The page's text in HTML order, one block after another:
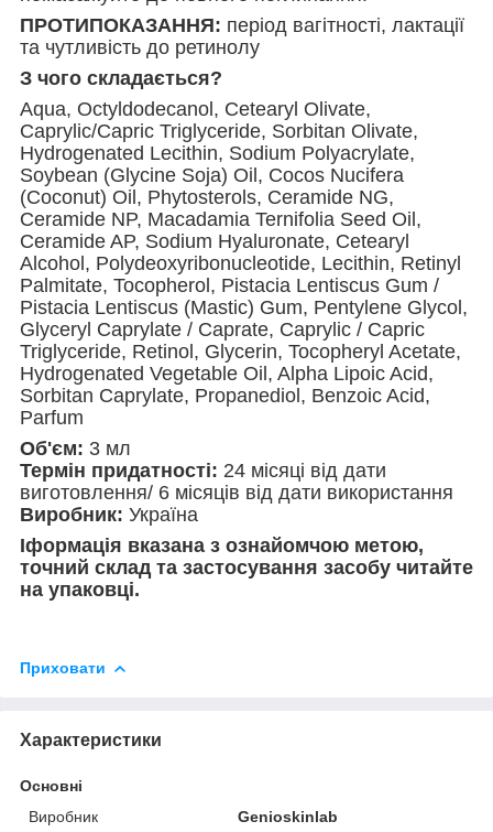
ПРОТИПОКАЗАННЯ: період вагітності, лактації
та чутливість до ретинолу
З чого складається?
Aqua, Octyldodecanol, Cetearyl Olivаte,
Caprylic/Capric Triglyceride, Sorbitan Olivate,
Hydrogenated Lecithin, Sodium Polyacrylate,
Soybean (Glycine Soja) Oil, Cocos Nucifera
(Coconut) Oil, Phytosterols, Ceramide NG,
Ceramide NP, Macadamia Ternifolia Seed Oil,
Ceramide AP, Sodium Hyaluronate, Cetearyl
Alcohol, Polydeoxyribonucleotide, Lecithin, Retinyl
Palmitate, Tocopherol, Pistacia Lentiscus Gum /
Pistacia Lentiscus (Mastic) Gum, Pentylene Glycol,
Glyceryl Caprylate / Caprate, Caprylic / Capric
Triglyceride, Retinol, Glycerin, Tocopheryl Acetate,
Hydrogenated Vegetable Oil, Alpha Lipoic Acid,
Sorbitan Caprylate, Propanediol, Benzoic Acid,
Parfum
Об'єм: 3 мл
Термін придатності: 24 місяці від дати
виготовлення/ 6 місяців від дати використання
Виробник: Україна
Іформація вказана з ознайомчою метою,
точний склад та застосування засобу читайте
на упаковці.
Приховати
Характеристики
Основні
Виробник
Genioskinlab